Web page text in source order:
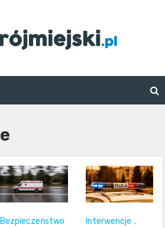
Bezpieczeństwo
Interwencje ,